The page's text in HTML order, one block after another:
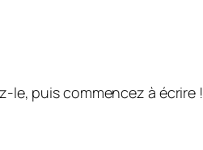
le, puis commencez à écrire !